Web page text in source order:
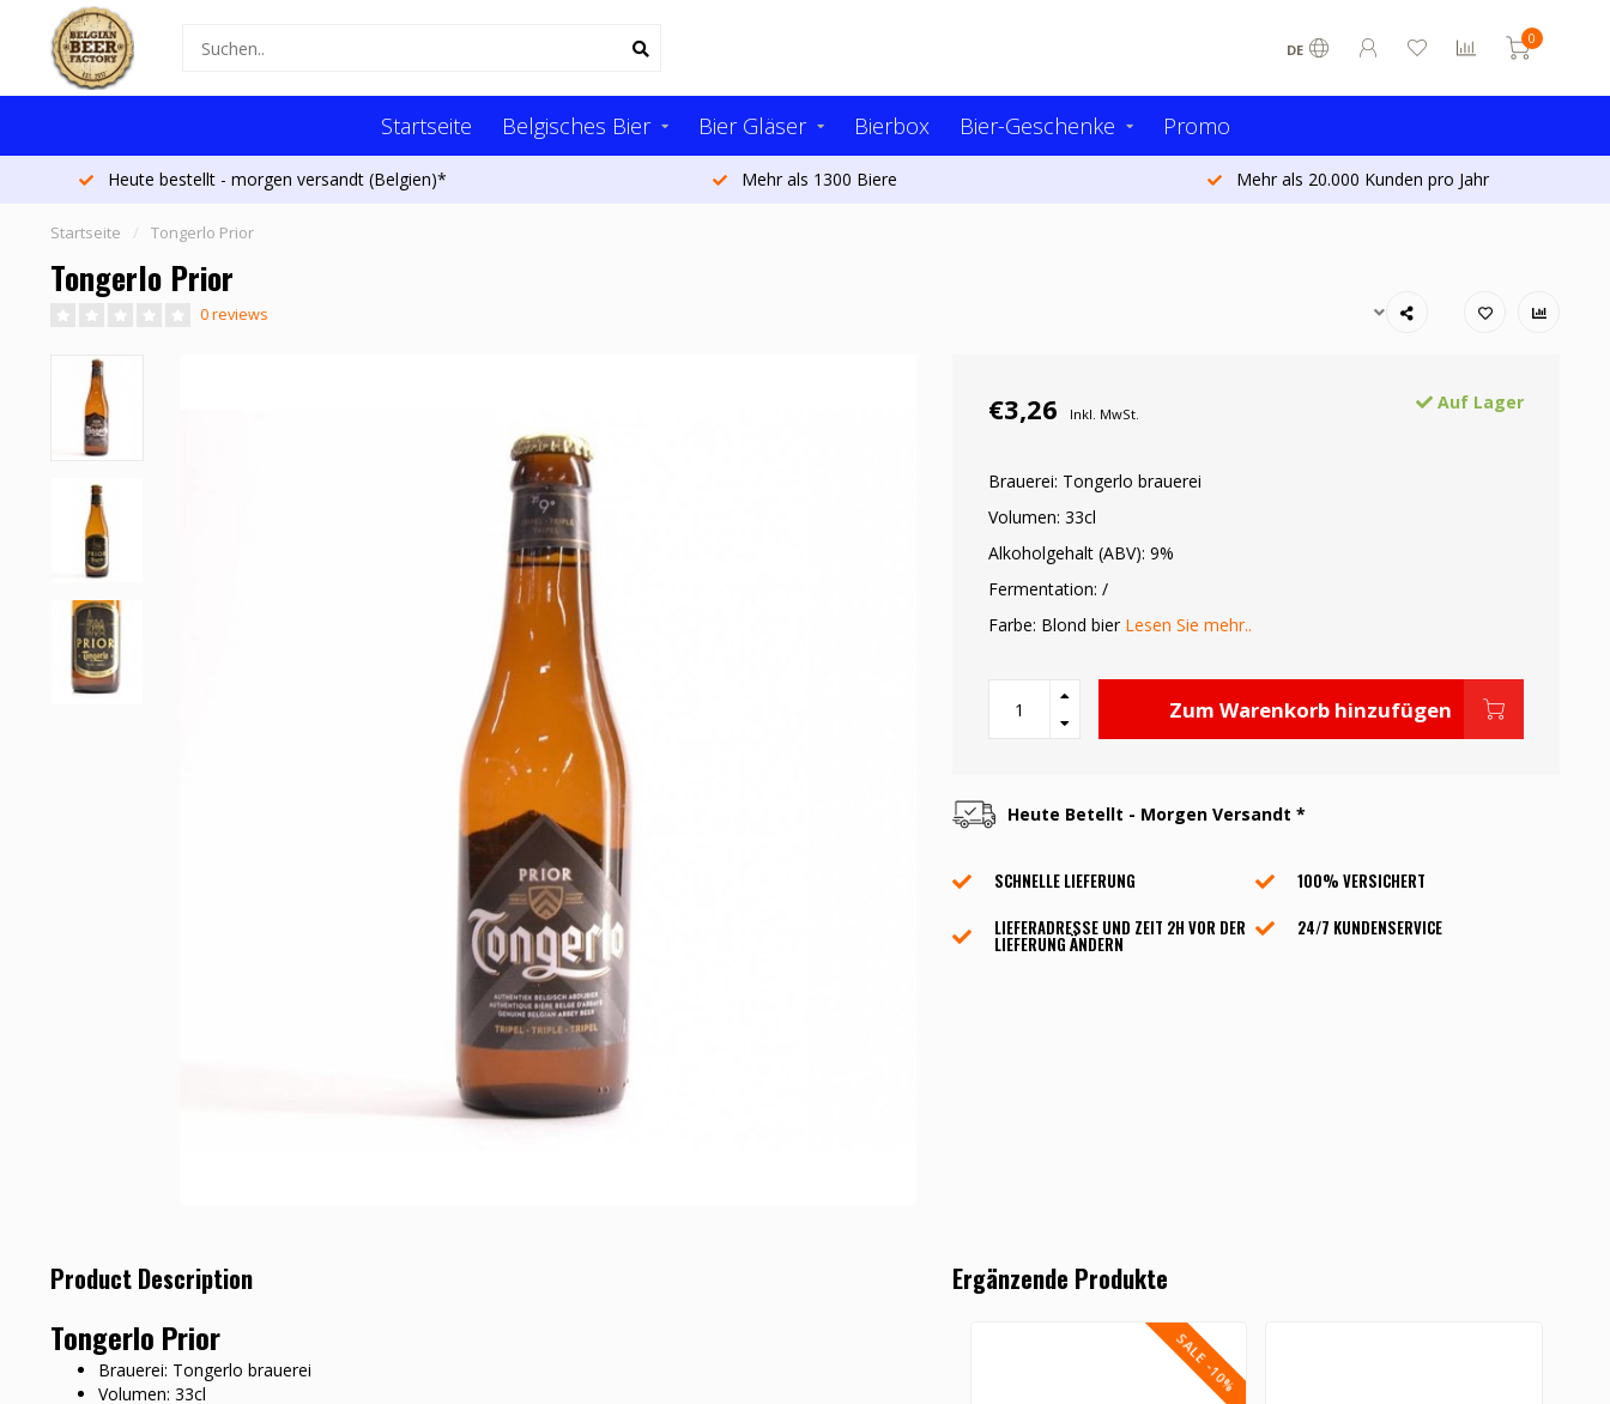
DE
0
Startseite Belgisches Bier Bier Gläser Bierbox Bier-Geschenke Promo
Mehr als 1300 Biere Mehr als 20.000 Kunden pro Jahr Heute bestellt - morgen versandt (Belgien)*
Startseite / Tongerlo Prior
Tongerlo Prior
0 reviews
€3,26 Inkl. MwSt.
Auf Lager
Brauerei: Tongerlo brauerei
Volumen: 33cl
Alkoholgehalt (ABV): 9%
Fermentation: /
Farbe: Blond bier Lesen Sie mehr..
Zum Warenkorb hinzufügen
Heute Betellt - Morgen Versandt *
SCHNELLE LIEFERUNG
100% VERSICHERT
LIEFERADRESSE UND ZEIT 2H VOR DER
LIEFERUNG ÄNDERN
24/7 KUNDENSERVICE
Product Description
Tongerlo Prior
Brauerei: Tongerlo brauerei
Volumen: 33cl
Ergänzende Produkte
SALE -10%